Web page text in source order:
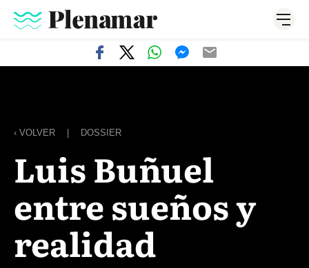
‹ VOLVER DOSSIER
Luis Buñuel
entre sueños y
realidad